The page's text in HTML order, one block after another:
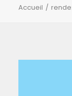
Accueil